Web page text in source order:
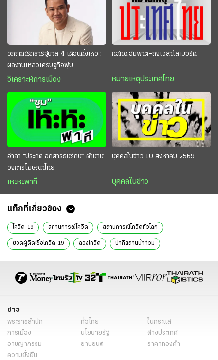
วิกฤติศรัทธารัฐบาล 4 เดือนดิ่งเหว :
ผลงานเหลวเศรษฐกิจฟุบ
วิเคราะห์การเมือง
กสทช.อัมพาต–ถึงเวลาโละบอร์ด
หมายเหตุประเทศไทย
อำลา “ประกิต อภิสารธนรักษ์” ตำนาน
วงการโฆษณาไทย
เหะหะพาที
บุคคลในข่าว 10 สิงหาคม 2569
บุคคลในข่าว
แท็กที่เกี่ยวข้อง
โควิด-19 สถานการณ์โควิด สถานการณ์โควิดทั่วโลก
ยอดผู้ติดเชื้อโควิด-19 ลองโควิด ปากีสถานน้ำท่วม
ข่าว
พระราชสำนัก ทั่วไทย
ในกระแส
การเมือง
นโยบายรัฐ
ต่างประเทศ
อาชญากรรม
ยานยนต์
ราคาทองคำ
ความยั่งยืน